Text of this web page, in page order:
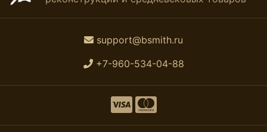
support@bsmith.ru
+7-960-534-04-88